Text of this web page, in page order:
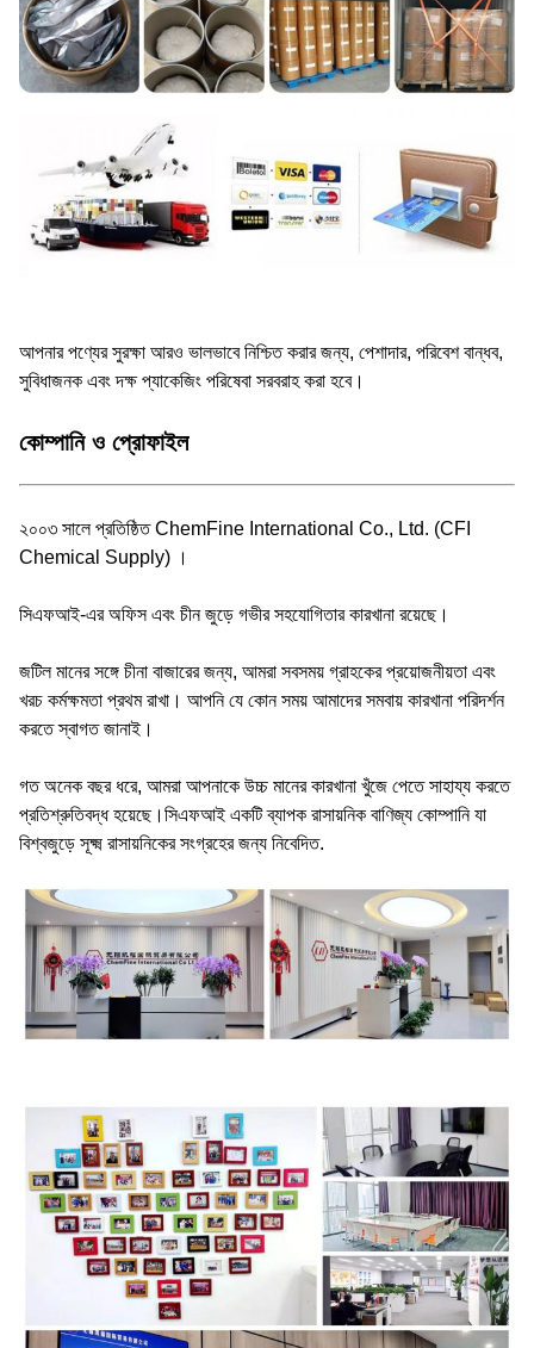
আপনার পণ্যের সুরক্ষা আরও ভালভাবে নিশ্চিত করার জন্য, পেশাদার, পরিবেশ বান্ধব,
সুবিধাজনক এবং দক্ষ প্যাকেজিং পরিষেবা সরবরাহ করা হবে।
কোম্পানি ও প্রোফাইল
২০০৩ সালে প্রতিষ্ঠিত ChemFine International Co., Ltd. (CFI
Chemical Supply) ।
সিএফআই-এর অফিস এবং চীন জুড়ে গভীর সহযোগিতার কারখানা রয়েছে।
জটিল মানের সঙ্গে চীনা বাজারের জন্য, আমরা সবসময় গ্রাহকের প্রয়োজনীয়তা এবং
খরচ কর্মক্ষমতা প্রথম রাখা। আপনি যে কোন সময় আমাদের সমবায় কারখানা পরিদর্শন
করতে স্বাগত জানাই।
গত অনেক বছর ধরে, আমরা আপনাকে উচ্চ মানের কারখানা খুঁজে পেতে সাহায্য করতে
প্রতিশ্রুতিবদ্ধ হয়েছে।সিএফআই একটি ব্যাপক রাসায়নিক বাণিজ্য কোম্পানি যা
বিশ্বজুড়ে সূক্ষ্ম রাসায়নিকের সংগ্রহের জন্য নিবেদিত.